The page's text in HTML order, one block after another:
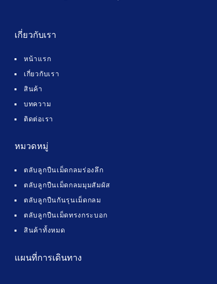
เกี่ยวกับเรา
หน้าแรก
เกี่ยวกับเรา
สินค้า
บทความ
ติดต่อเรา
หมวดหมู่
ตลับลูกปืนเม็ดกลมร่องลึก
ตลับลูกปืนเม็ดกลมมุมสัมผัส
ตลับลูกปืนกันรุนเม็ดกลม
ตลับลูกปืนเม็ดทรงกระบอก
สินค้าทั้งหมด
แผนที่การเดินทาง